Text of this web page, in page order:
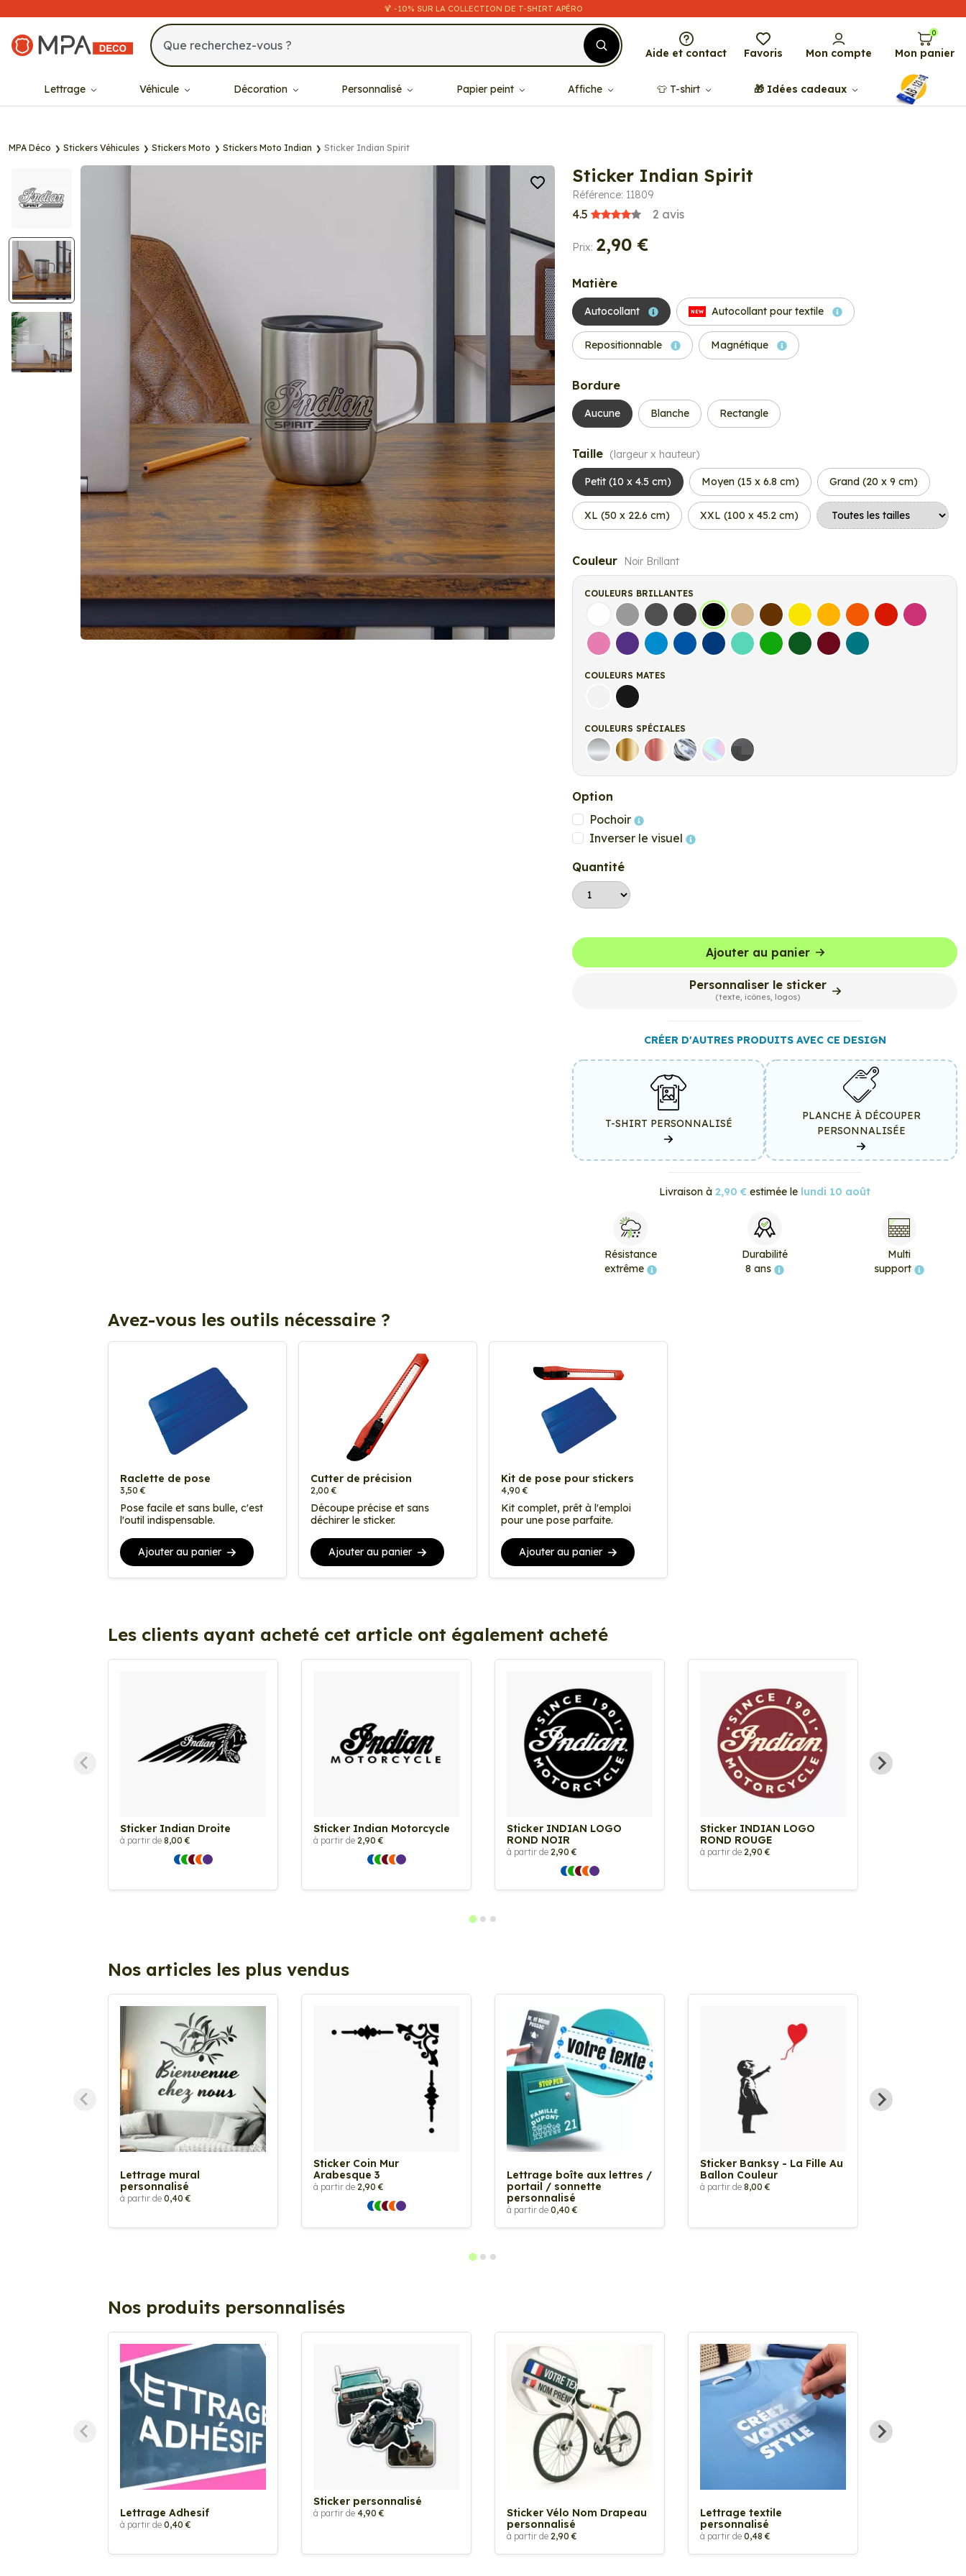
🍹 -10% SUR LA COLLECTION DE T-SHIRT APÉRO
MPA Déco
Aide et contact Favoris Mon compte
0
Mon panier
Lettrage Véhicule Décoration Personnalisé Papier peint Affiche 👕​​ T-shirt 🎁​ Idées cadeaux
MPA Déco Stickers Véhicules Stickers Moto Stickers Moto Indian Sticker Indian Spirit
Sticker Indian Spirit
Référence: 11809
4.5 2 avis
Prix: 2,90 €
Matière
Autocollant NEW Autocollant pour textile
Repositionnable Magnétique
Bordure
Aucune Blanche Rectangle
Taille (largeur x hauteur)
Petit (10 x 4.5 cm) Moyen (15 x 6.8 cm) Grand (20 x 9 cm)
XL (50 x 22.6 cm) XXL (100 x 45.2 cm)
Couleur Noir Brillant
COULEURS BRILLANTES
Blanc Gris Gris FoncéGris Anthracite
Noir Beige Marron Jaune ClairJaune Foncé
OrangeRouge Fuchsia
Rose Violet Bleu clairBleu MoyenBleu FoncéBleu VertVert clairVert FoncéBordeauxTurquoise
COULEURS MATES
Blanc matNoir Mat
COULEURS SPÉCIALES
Argent Or Rose Gold
ChromeHolographique
Carbone Noir
Option
Pochoir
Inverser le visuel
Quantité
Ajouter au panier
Personnaliser le sticker
(texte, icônes, logos)
CRÉER D'AUTRES PRODUITS AVEC CE DESIGN
T-SHIRT PERSONNALISÉ
PLANCHE À DÉCOUPER
PERSONNALISÉE
Livraison à 2,90 € estimée le lundi 10 août
Résistance
extrême
Durabilité
8 ans
Multi
support
Avez-vous les outils nécessaire ?
Raclette de pose
3,50 €
Pose facile et sans bulle, c'est
l'outil indispensable.
Ajouter au panier
Cutter de précision
2,00 €
Découpe précise et sans
déchirer le sticker.
Ajouter au panier
Kit de pose pour stickers
4,90 €
Kit complet, prêt à l'emploi
pour une pose parfaite.
Ajouter au panier
Les clients ayant acheté cet article ont également acheté
Sticker Indian Droite
à partir de 8,00 €
Sticker Indian Motorcycle
à partir de 2,90 €
Sticker INDIAN LOGO
ROND NOIR
à partir de 2,90 €
Sticker INDIAN LOGO
ROND ROUGE
à partir de 2,90 €
Nos articles les plus vendus
Lettrage mural
personnalisé
à partir de 0,40 €
Sticker Coin Mur
Arabesque 3
à partir de 2,90 €
Lettrage boîte aux lettres /
portail / sonnette
personnalisé
à partir de 0,40 €
Sticker Banksy - La Fille Au
Ballon Couleur
à partir de 8,00 €
Nos produits personnalisés
Lettrage Adhesif
à partir de 0,40 €
Sticker personnalisé
à partir de 4,90 €
Sticker Vélo Nom Drapeau
personnalisé
à partir de 2,90 €
Lettrage textile
personnalisé
à partir de 0,48 €